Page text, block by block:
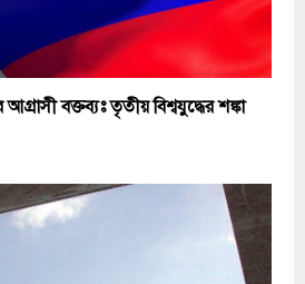
বক্তব্যঃ তৃতীয় বিশ্বযুদ্ধের শঙ্কা